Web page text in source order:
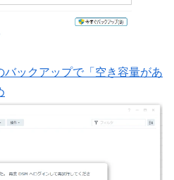
ックアップで「空き容量があ